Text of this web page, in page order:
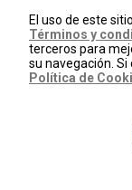
El uso de este
Términos y
terceros para
su navegación.
Política de